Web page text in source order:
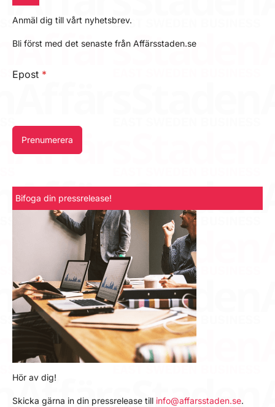
Anmäl dig till vårt nyhetsbrev.
Bli först med det senaste från Affärsstaden.se
Epost *
Prenumerera
Bifoga din pressrelease!
Hör av dig!
Skicka gärna in din pressrelease till info@affarsstaden.se.